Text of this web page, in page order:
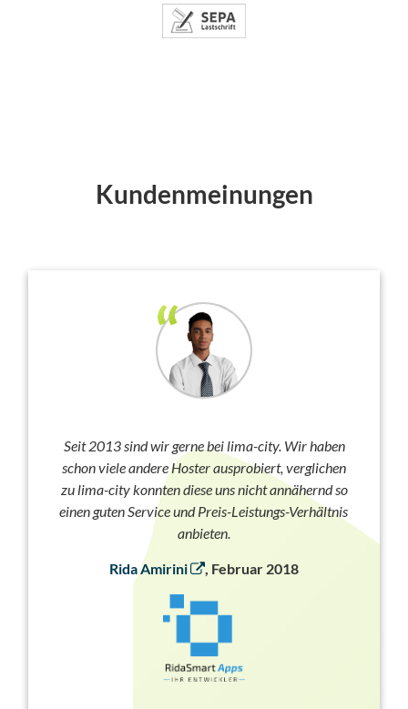
Kundenmeinungen
Seit 2013 sind wir gerne bei lima-city. Wir haben
schon viele andere Hoster ausprobiert, verglichen
zu lima-city konnten diese uns nicht annähernd so
einen guten Service und Preis-Leistungs-Verhältnis
anbieten.
Rida Amirini , Februar 2018